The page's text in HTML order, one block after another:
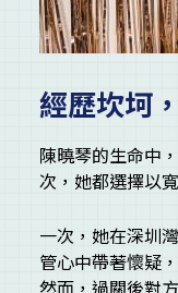
經歷坎坷
陳曉琴的生命中
次，她都選擇以
一次，她在深圳
管心中帶著懷疑